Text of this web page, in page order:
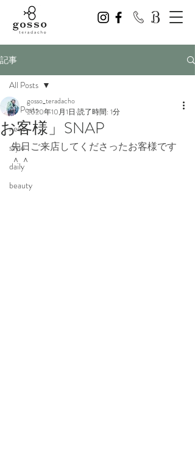
記事
All Posts
news
style
daily
beauty
All Posts
お客様」SNAP
gosso_teradacho
2020年10月1日 読了時間: 1分
先日ご来店してくださったお客様です
＾＾